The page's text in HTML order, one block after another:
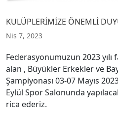
KULÜPLERİMİZE ÖNEMLİ
Nis 7, 2023
Federasyonumuzun 2023
alan , Büyükler Erkekler ve
Şampiyonası 03-07 Mayıs
Eylül Spor Salonunda
rica ederiz.